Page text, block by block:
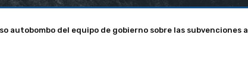
del equipo de gobierno sobre las subvenciones a las
Socio de Honor a Manuel Rosendo Sánchez